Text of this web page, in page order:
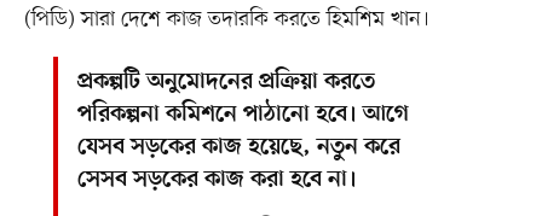
(পিডি) সারা দেশে কাজ তদারকি করতে হিমশিম খান।
প্রকল্পটি অনুমোদনের প্রক্রিয়া করতে
পরিকল্পনা কমিশনে পাঠানো হবে। আগে
যেসব সড়কের কাজ হয়েছে, নতুন করে
সেসব সড়কের কাজ করা হবে না।